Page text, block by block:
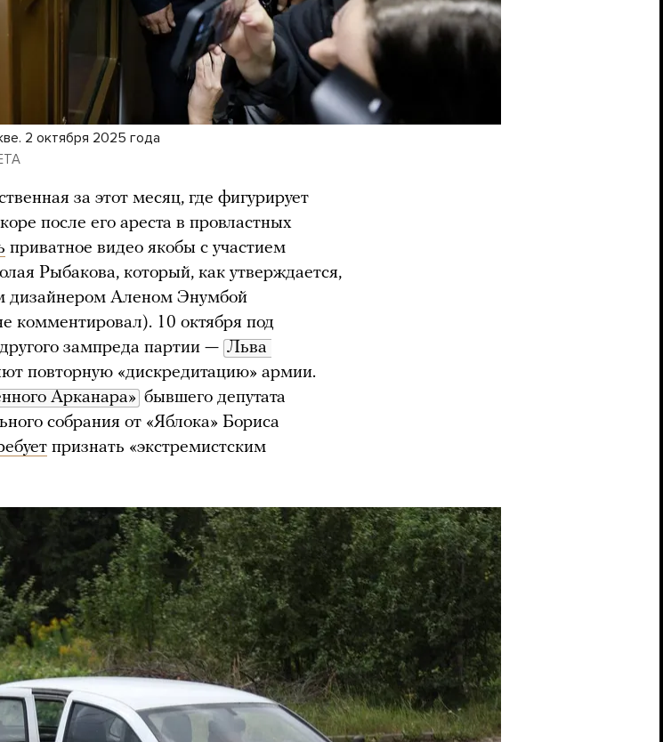
2 октября 2025 года
за этот месяц, где фигурирует
после его ареста в провластных
приватное видео якобы с участием
Рыбакова, который, как утверждается,
дизайнером Аленом Энумбой
комментировал). 10 октября под
другого зампреда партии — Льва
повторную «дискредитацию» армии.
Арканара» бывшего депутата
собрания от «Яблока» Бориса
признать «экстремистским